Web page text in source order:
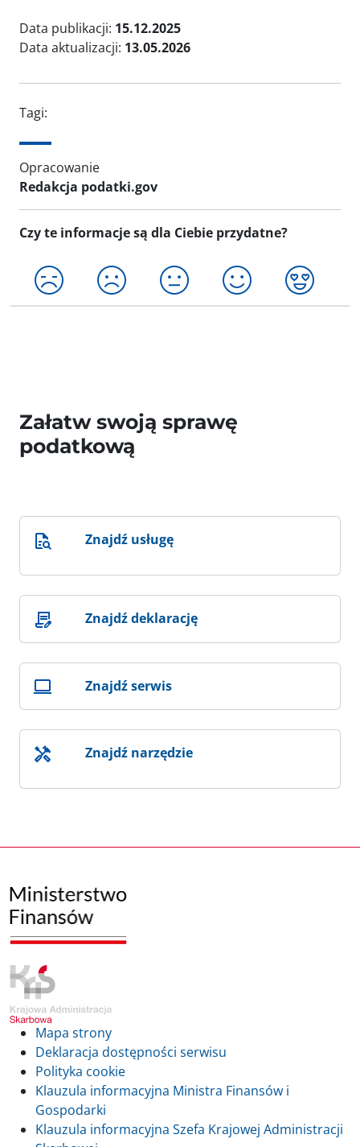
Data publikacji: 15.12.2025
Data aktualizacji: 13.05.2026
Tagi:
Opracowanie
Redakcja podatki.gov
Czy te informacje są dla Ciebie przydatne?
Załatw swoją sprawę
podatkową
Znajdź usługę
Znajdź deklarację
Znajdź serwis
Znajdź narzędzie
Mapa strony
Deklaracja dostępności serwisu
Polityka cookie
Klauzula informacyjna Ministra Finansów i
Gospodarki
Klauzula informacyjna Szefa Krajowej Administracji